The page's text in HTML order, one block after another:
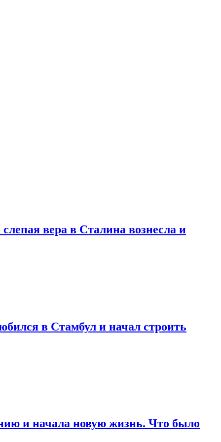
вера в Сталина вознесла и
в Стамбул и начал строить
и начала новую жизнь. Что было